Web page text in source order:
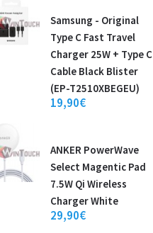
Samsung - Original
Type C Fast Travel
Charger 25W + Type C
Cable Black Blister
(EP-T2510XBEGEU)
19,90€
ANKER PowerWave
Select Magentic Pad
7.5W Qi Wireless
Charger White
29,90€